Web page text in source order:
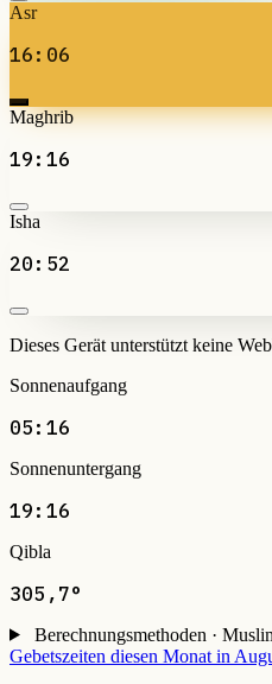
Asr
16:06
Maghrib
19:16
Isha
20:52
Dieses Gerät unterstützt keine
Sonnenaufgang
05:16
Sonnenuntergang
19:16
Qibla
305,7°
Berechnungsmethoden ·
Gebetszeiten diesen Monat in